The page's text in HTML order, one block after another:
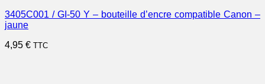
3405C001 / GI-50 Y – bouteille d’encre compatible Canon –
jaune
4,95 € TTC